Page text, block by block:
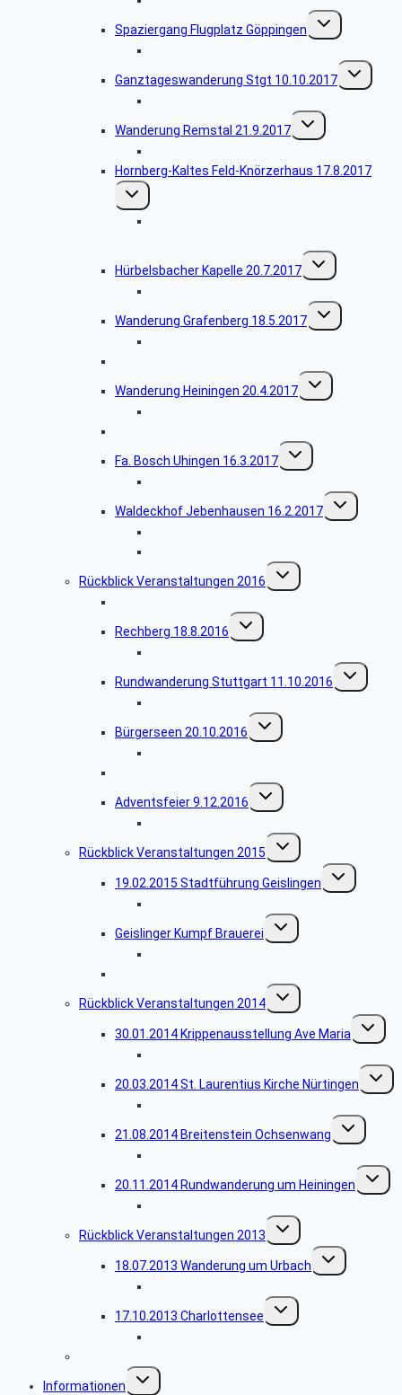
Spaziergang Flugplatz Göppingen
Untermenü
umschalten
Ganztageswanderung Stgt 10.10.2017
Untermenü
umschalten
Wanderung Remstal 21.9.2017
Untermenü
umschalten
Hornberg-Kaltes Feld-Knörzerhaus 17.8.2017
Untermenü
umschalten
Hürbelsbacher Kapelle 20.7.2017
Untermenü
umschalten
Wanderung Grafenberg 18.5.2017
Untermenü
umschalten
Wanderung Heiningen 20.4.2017
Untermenü
umschalten
Fa. Bosch Uhingen 16.3.2017
Untermenü
umschalten
Waldeckhof Jebenhausen 16.2.2017
Untermenü
umschalten
Rückblick Veranstaltungen 2016
Untermenü
umschalten
Rechberg 18.8.2016
Untermenü
umschalten
Rundwanderung Stuttgart 11.10.2016
Untermenü
umschalten
Bürgerseen 20.10.2016
Untermenü
umschalten
Adventsfeier 9.12.2016
Untermenü
umschalten
Rückblick Veranstaltungen 2015
Untermenü
umschalten
19.02.2015 Stadtführung Geislingen
Untermenü
umschalten
Geislinger Kumpf Brauerei
Untermenü
umschalten
Rückblick Veranstaltungen 2014
Untermenü
umschalten
30.01.2014 Krippenausstellung Ave Maria
20.03.2014 St. Laurentius Kirche Nürtingen
21.08.2014 Breitenstein Ochsenwang
Untermenü
umschalten
20.11.2014 Rundwanderung um Heiningen
Rückblick Veranstaltungen 2013
Untermenü
umschalten
18.07.2013 Wanderung um Urbach
Untermenü
umschalten
17.10.2013 Charlottensee
Untermenü
umschalten
Informationen
Untermenü
umschalten